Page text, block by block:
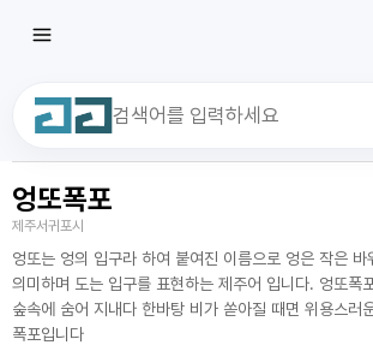
최근 검색어
엉또폭포
제주서귀포시
엉또는 엉의 입구라 하여 붙여진 이름으로 엉은 작은
의미하며 도는 입구를 표현하는 제주어 입니다. 엉또폭
숲속에 숨어 지내다 한바탕 비가 쏟아질 때면 위용스러
폭포입니다